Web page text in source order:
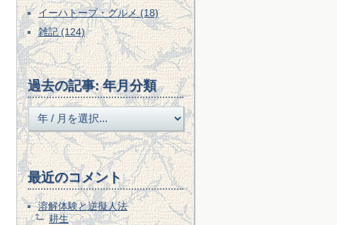
イーハトーブ・グルメ (18)
雑記 (124)
過去の記事: 年月分類
最近のコメント
溶解体験と逆擬人法
耕生